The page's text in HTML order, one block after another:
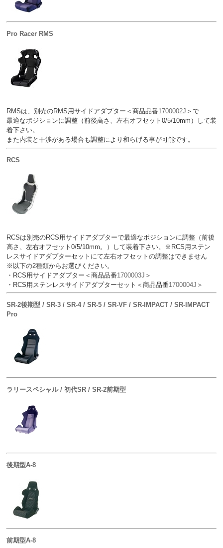
Pro Racer RMS
RMSは、別売のRMS用サイドアダプター＜商品品番1700002J ＞で
最適なポジションに調整（前後高さ、左右オフセット0/5/10mm）して装
着下さい。
また内装と干渉がある場合も調整により和らげる事が可能です。
RCS
RCSは別売のRCS用サイドアダプターで最適なポジションに調整（前後
高さ、左右オフセット0/5/10mm。）して装着下さい。※RCS用ステン
レスサイドアダプターセットにて左右オフセットの調整はできません
※以下の2種類からお選びください。
・RCS用サイドアダプター＜商品品番1700003J ＞
・RCS用ステンレスサイドアダプターセット＜商品品番1700004J ＞
SR-2後期型 / SR-3 / SR-4 / SR-5 / SR-VF / SR-IMPACT / SR-IMPACT
Pro
ラリースペシャル / 初代SR / SR-2前期型
後期型A-8
前期型A-8